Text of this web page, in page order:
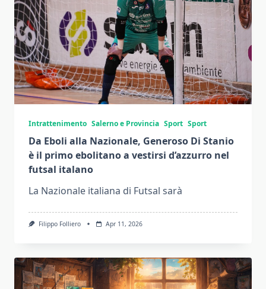
Intrattenimento Salerno e Provincia Sport Sport
Da Eboli alla Nazionale, Generoso Di Stanio
è il primo ebolitano a vestirsi d’azzurro nel
futsal italano
La Nazionale italiana di Futsal sarà
Filippo Folliero Apr 11, 2026